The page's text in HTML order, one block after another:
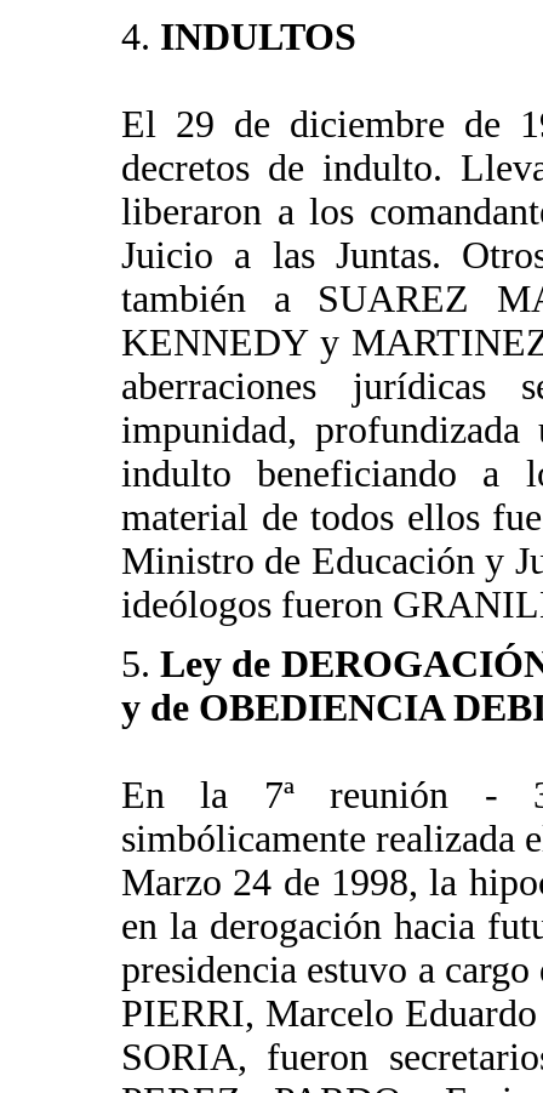
4. INDULTOS
El 29 de diciembre de
decretos de indulto.
liberaron a los
Juicio a las Juntas.
también a SUAREZ
KENNEDY y
aberraciones
impunidad,
indulto beneficiando a
material de todos ellos
Ministro de Educación y
ideólogos fueron
5.Ley de
y de OBEDIENCIA
En la 7ª reunión -
simbólicamente realizada
Marzo 24 de 1998, la
en la derogación hacia
presidencia estuvo a
PIERRI, Marcelo
SORIA, fueron